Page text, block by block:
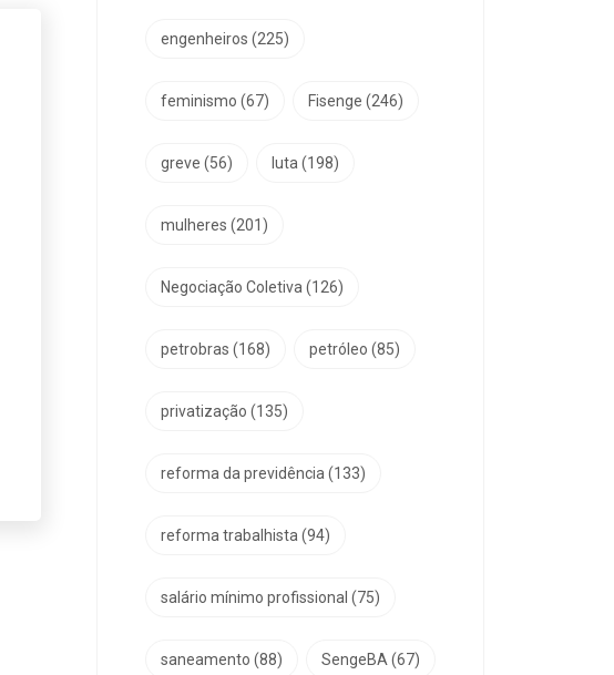
engenheiros (225)
feminismo (67) Fisenge (246)
greve (56) luta (198)
mulheres (201)
Negociação Coletiva (126)
petrobras (168) petróleo (85)
privatização (135)
reforma da previdência (133)
reforma trabalhista (94)
salário mínimo profissional (75)
saneamento (88) SengeBA (67)